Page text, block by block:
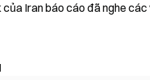
Iran báo cáo đã nghe các